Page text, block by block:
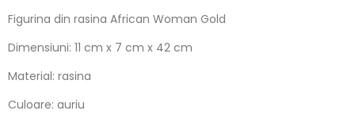
Figurina din rasina African Woman Gold
Dimensiuni: 11 cm x 7 cm x 42 cm
Material: rasina
Culoare: auriu